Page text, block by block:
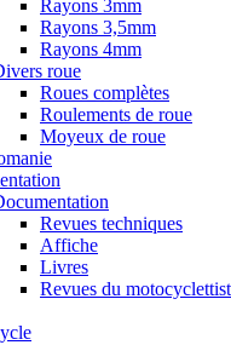
Rayons 3mm
Rayons 3,5mm
Rayons 4mm
roue
Roues complètes
Roulements de roue
Moyeux de roue
Revues techniques
Affiche
Livres
Revues du